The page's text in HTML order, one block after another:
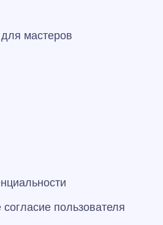
мастеров
пользователя